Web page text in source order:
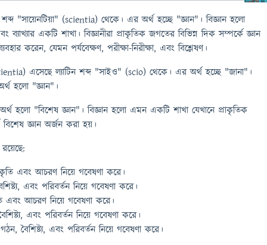
শব্দ "সায়েনটিয়া" (scientia) থেকে। এর অর্থ হচ্ছে "জ্ঞান"। বিজ্ঞান হলো
একটি শাখা। বিজ্ঞানীরা প্রাকৃতিক জগতের বিভিন্ন দিক সম্পর্কে জ্ঞান
করেন, যেমন পর্যবেক্ষণ, পরীক্ষা-নিরীক্ষা, এবং বিশ্লেষণ।
এসেছে ল্যাটিন শব্দ "সাইও" (scio) থেকে। এর অর্থ হচ্ছে "জানা"।
হলো "জ্ঞান"।
অর্থ হলো "বিশেষ জ্ঞান"। বিজ্ঞান হলো এমন একটি শাখা যেখানে প্রাকৃতিক
জ্ঞান অর্জন করা হয়।
রয়েছে:
এবং আচরণ নিয়ে গবেষণা করে।
এবং পরিবর্তন নিয়ে গবেষণা করে।
এবং আচরণ নিয়ে গবেষণা করে।
এবং পরিবর্তন নিয়ে গবেষণা করে।
গঠন, বৈশিষ্ট্য, এবং পরিবর্তন নিয়ে গবেষণা করে।